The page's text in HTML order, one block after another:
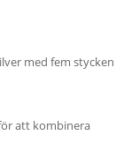
med fem stycken
att kombinera